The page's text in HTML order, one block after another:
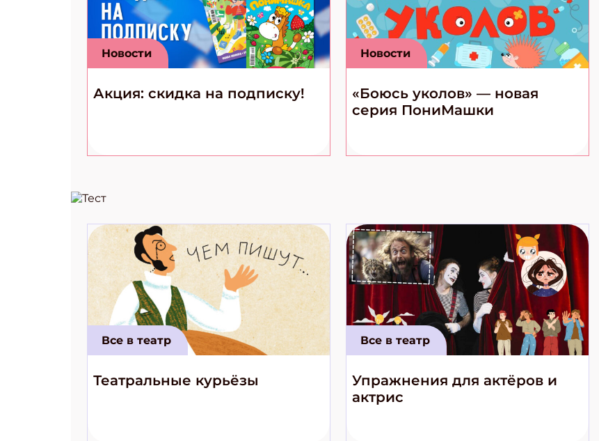
Новости
Акция: скидка на подписку!
Новости
«Боюсь уколов» — новая
серия ПониМашки
Все в театр
Театральные курьёзы
Все в театр
Упражнения для актёров и
актрис